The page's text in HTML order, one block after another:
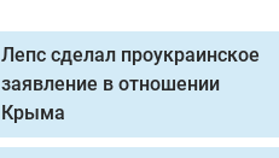
Лепс сделал проукраинское
заявление в отношении
Крыма